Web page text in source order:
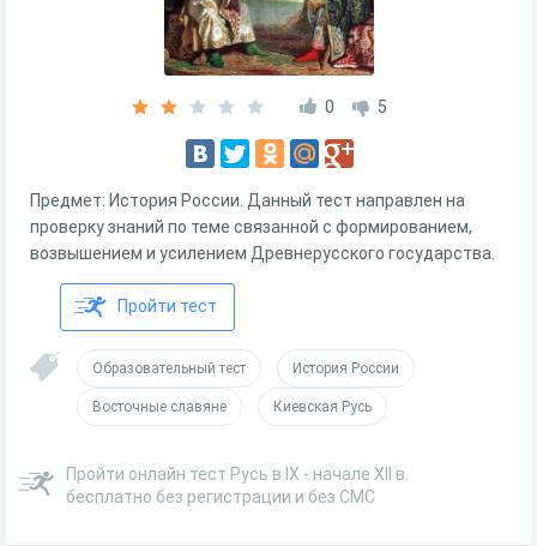
0 5
Предмет: История России. Данный тест направлен на
проверку знаний по теме связанной с формированием,
возвышением и усилением Древнерусского государства.
Пройти тест
Образовательный тест История России
Восточные славяне Киевская Русь
Пройти онлайн тест Русь в IX - начале XII в.
бесплатно без регистрации и без СМС